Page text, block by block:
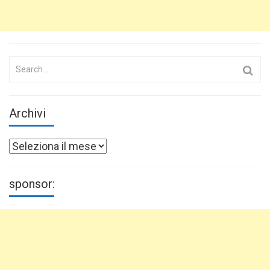
Search
Archivi
Archivi
sponsor: